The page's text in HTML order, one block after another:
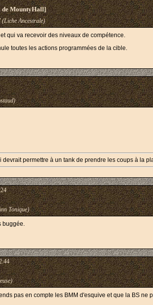
MountyHall]
(Liche Ancestrale)
qui va recevoir des niveaux de compétence.
toutes les actions programmées de la cible.
permettre à un tank de prendre les coups à la
Tonique)
buggée.
pas en compte les BMM d'esquive et que la BS ne